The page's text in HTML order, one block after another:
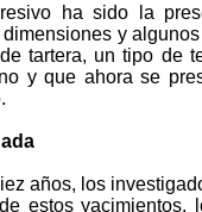
ha sido la
y
tartera, un tipo de
y que ahora se
años, los
estos